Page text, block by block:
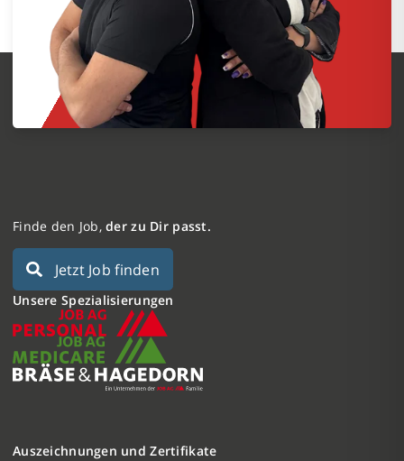
Finde den Job,der zu Dir passt.
Jetzt Job finden
Unsere Spezialisierungen
Auszeichnungen und Zertifikate